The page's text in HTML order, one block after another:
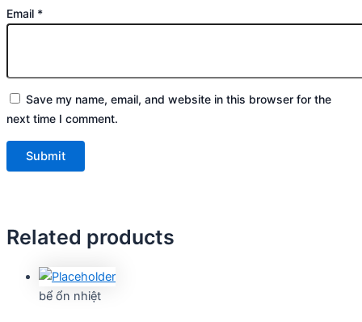
Email *
Save my name, email, and website in this browser for the
next time I comment.
Related products
bể ổn nhiệt